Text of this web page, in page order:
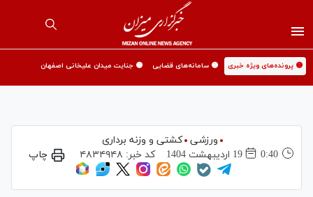
🟡 پرونده‌های ویژه خبری 🟡 سامانه‌های قضایی 🟡 جنایت میدان علیخانی اصفهان
ورزشی
کشتی و وزنه برداری
0:40
19 ارديبهشت 1404 کد خبر: ۴۸۳۴۹۴۸ چاپ